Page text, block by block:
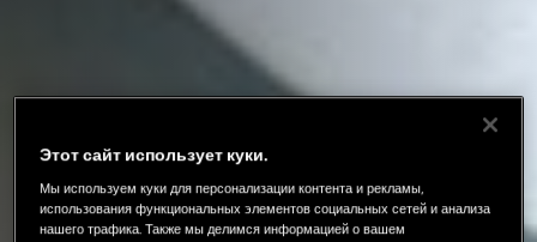
Этот сайт использует куки.
Мы используем куки для персонализации контента и рекламы,
использования функциональных элементов социальных сетей и анализа
нашего трафика. Также мы делимся информацией о вашем